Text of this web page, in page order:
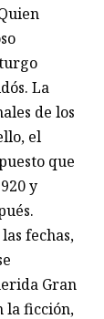
La
de los
el
que
y
fechas,
Gran
la ficción,